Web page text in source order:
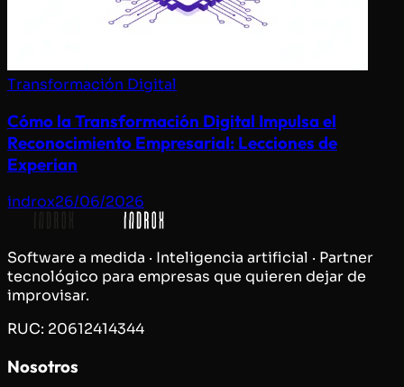
Transformación Digital
Cómo la Transformación Digital Impulsa el
Reconocimiento Empresarial: Lecciones de
Experian
indrox26/06/2026
Software a medida · Inteligencia artificial · Partner
tecnológico para empresas que quieren dejar de
improvisar.
RUC: 20612414344
Nosotros